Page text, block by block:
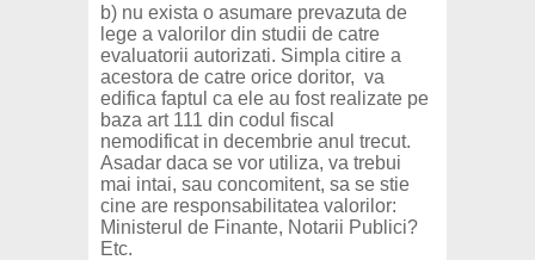
b) nu exista o asumare prevazuta de
lege a valorilor din studii de catre
evaluatorii autorizati. Simpla citire a
acestora de catre orice doritor, va
edifica faptul ca ele au fost realizate pe
baza art 111 din codul fiscal
nemodificat in decembrie anul trecut.
Asadar daca se vor utiliza, va trebui
mai intai, sau concomitent, sa se stie
cine are responsabilitatea valorilor:
Ministerul de Finante, Notarii Publici?
Etc.